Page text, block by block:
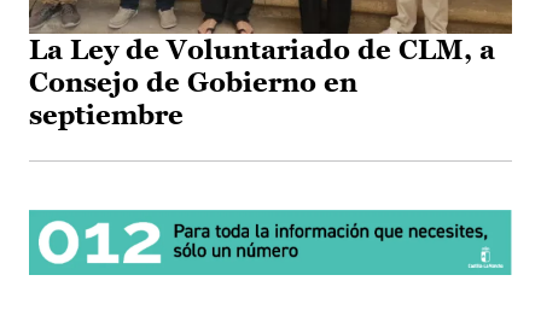
La Ley de Voluntariado de CLM, a
Consejo de Gobierno en
septiembre